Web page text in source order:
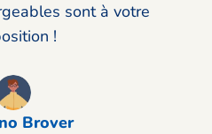
sont à votre
!
Brover